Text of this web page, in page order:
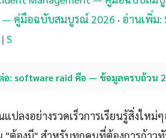
คู่มือฉบับสมบูรณ์ 2026 · อ่านเพิ่ม:
S
อ: software raid คือ — ข้อมูลครบถ้วน
ปลงอย่างรวดเร็วการเรียนรู้สิ่งใหม่